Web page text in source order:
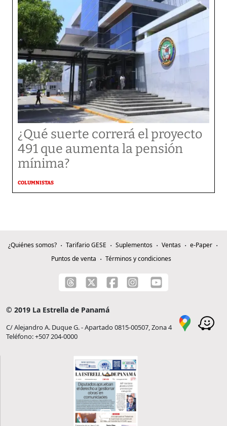
¿Qué suerte correrá el proyecto
491 que aumenta la pensión
mínima?
COLUMNISTAS
¿Quiénes somos? Tarifario GESE Suplementos Ventas
e-Paper
Puntos de venta
Términos y condiciones
© 2019 La Estrella de Panamá
C/ Alejandro A. Duque G. - Apartado 0815-00507, Zona 4
Teléfono: +507 204-0000